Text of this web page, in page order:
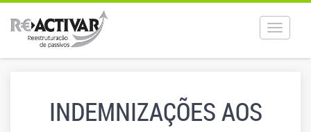
Toggle
INDEMNIZAÇÕES AOS